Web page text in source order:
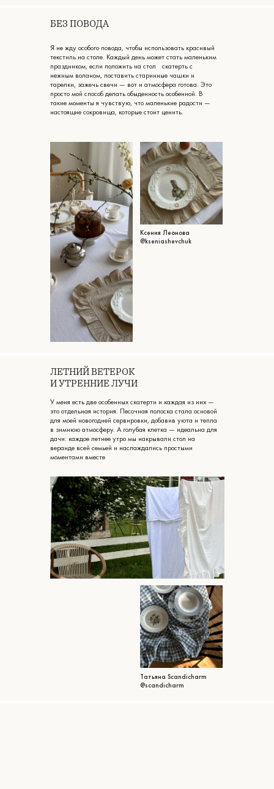
БЕЗ ПОВОДА
Я не жду особого повода, чтобы использовать красивый
текстиль на столе. Каждый день может стать маленьким
праздником, если положить на стол скатерть с
нежным воланом, поставить старинные чашки и
тарелки, зажечь свечи — вот и атмосфера готова. Это
просто мой способ делать обыденность особенной. В
такие моменты я чувствую, что маленькие радости —
настоящие сокровища, которые стоит ценить.
Ксения Леонова
@kseniashevchuk
ЛЕТНИЙ ВЕТЕРОК
И УТРЕННИЕ ЛУЧИ
У меня есть две особенных скатерти и каждая из них —
это отдельная история. Песочная полоска стала основой
для моей новогодней сервировки, добавив уюта и тепла
в зимнюю атмосферу. А голубая клетка — идеальна для
дачи: каждое летнее утро мы накрывали стол на
веранде всей семьей и наслаждались простыми
моментами вместе
Татьяна Scandicharm
@scandicharm